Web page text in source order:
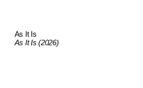
As It Is
As It Is (2026)